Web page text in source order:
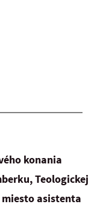
konania
Teologickej
asistenta